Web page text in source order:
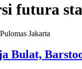
futura
Bulat,